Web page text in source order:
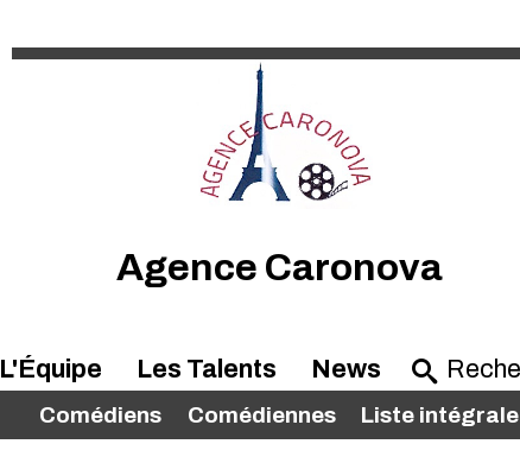
Agence Caronova
L'Équipe Les Talents
Comédiens Comédiennes Liste intégrale
News